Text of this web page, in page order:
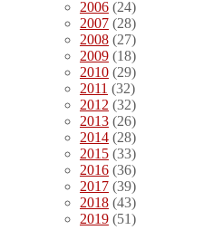
2006 (24)
2007 (28)
2008 (27)
2009 (18)
2010 (29)
2011 (32)
2012 (32)
2013 (26)
2014 (28)
2015 (33)
2016 (36)
2017 (39)
2018 (43)
2019 (51)